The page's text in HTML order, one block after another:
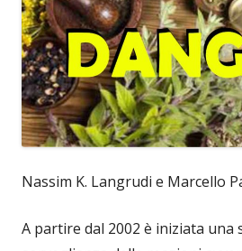
Nassim K. Langrudi e Marcello
A partire dal 2002 è iniziata una